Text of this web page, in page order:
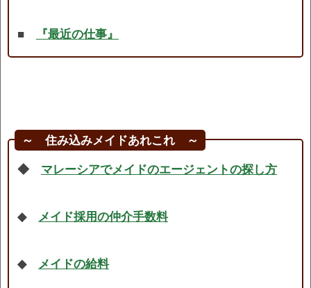
■ 『最近の仕事』
～ 住み込みメイドあれこれ ～
◆ マレーシアでメイドのエージェントの探し方
◆ メイド採用の仲介手数料
◆ メイドの給料